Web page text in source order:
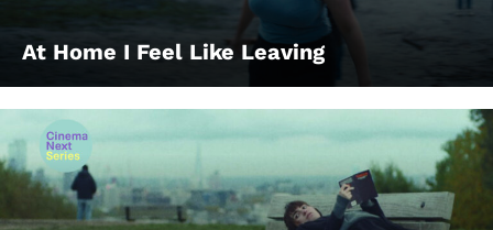
At Home I Feel Like Leaving